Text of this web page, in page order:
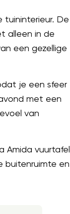
De
alleen in de
een gezellige
je een sfeer
met een
van
Amida vuurtafel
buitenruimte en